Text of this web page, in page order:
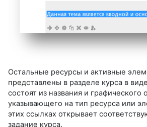
Остальные ресурсы и активные
представлены в разделе курса в
состоят из названия и графического
указывающего на тип ресурса или
этих ссылках открывает
задание курса.